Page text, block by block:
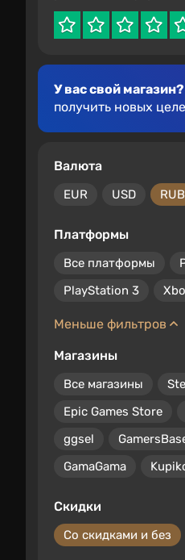
У вас свой магазин?
получить новых
Валюта
EUR USD RUB
Платформы
Все платформы
PlayStation 3
Меньше фильтров
Магазины
Все магазины
Epic Games Store
ggsel
GamaGama
Скидки
Со скидками и без